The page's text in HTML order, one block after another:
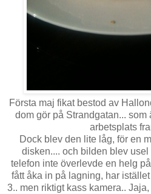
Första maj fikat bestod av
dom gör på Strandgatan...
arbetsplats
Dock blev den lite låg, för en
disken.... och bilden blev
telefon inte överlevde en helg
fått åka in på lagning, har
3.. men riktigt kass kamera..